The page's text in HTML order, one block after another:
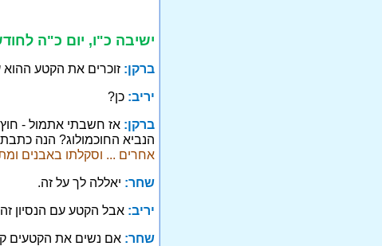
ישיבה כ"ו, יום כ"ה
ברקן: זוכרים את הקטע
יריב: כן?
ברקן: אז חשבתי אתמול -
הנביא החוכמולוג? הנה
אחרים ... וסקלתו באבנים
שחר: יאללה לך על זה.
יריב: אבל הקטע עם הנסיון
שחר: אם נשים את הקטעים